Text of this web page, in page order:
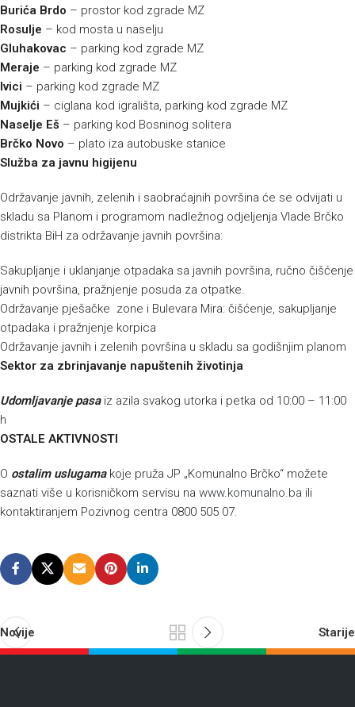
Burića Brdo – prostor kod zgrade MZ
Rosulje – kod mosta u naselju
Gluhakovac – parking kod zgrade MZ
Meraje – parking kod zgrade MZ
Ivici – parking kod zgrade MZ
Mujkići – ciglana kod igrališta, parking kod zgrade MZ
Naselje Eš – parking kod Bosninog solitera
Brčko Novo – plato iza autobuske stanice
Služba za javnu higijenu
Održavanje javnih, zelenih i saobraćajnih površina će se odvijati u
skladu sa Planom i programom nadležnog odjeljenja Vlade Brčko
distrikta BiH za održavanje javnih površina:
Sakupljanje i uklanjanje otpadaka sa javnih površina, ručno čišćenje
javnih površina, pražnjenje posuda za otpatke.
Održavanje pješačke zone i Bulevara Mira: čišćenje, sakupljanje
otpadaka i pražnjenje korpica
Održavanje javnih i zelenih površina u skladu sa godišnjim planom
Sektor za zbrinjavanje napuštenih životinja
Udomljavanje pasaiz azila svakog utorka i petka od 10:00 – 11:00
h
OSTALE AKTIVNOSTI
O ostalim uslugamakoje pruža JP „Komunalno Brčko“ možete
saznati više u korisničkom servisu na www.komunalno.ba ili
kontaktiranjem Pozivnog centra 0800 505 07.
Novije Starije